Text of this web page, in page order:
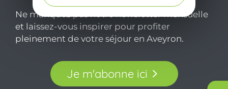
Ne manquez pas notre newsletter mensuelle
et laissez-vous inspirer pour profiter
pleinement de votre séjour en Aveyron.
Je m'abonne ici